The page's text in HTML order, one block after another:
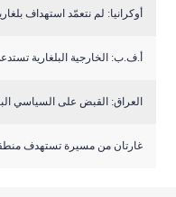
أوكرانيا: لم نتعمّد استهداف
أ.ف.ب: الخارجية البلغارية
العراق: القبض على السياسي
غارتان من مسيرة تستهدف